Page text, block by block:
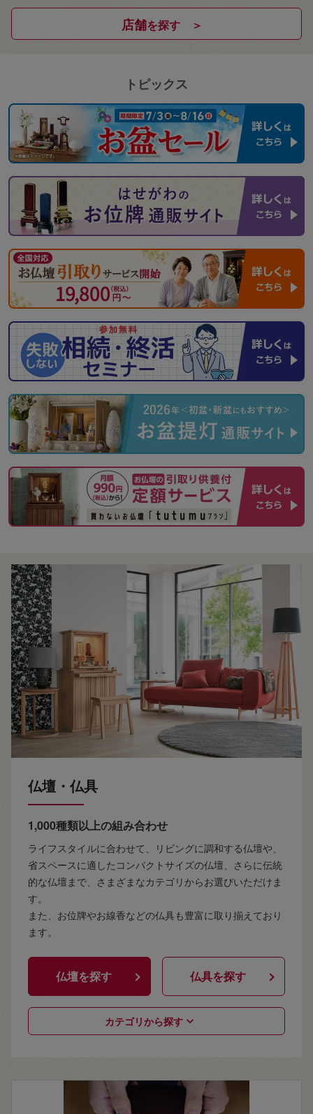
店舗を探す ＞
トピックス
仏壇・仏具
1,000種類以上の組み合わせ
ライフスタイルに合わせて、リビングに調和する仏壇や、
省スペースに適したコンパクトサイズの仏壇、さらに伝統
的な仏壇まで、さまざまなカテゴリからお選びいただけま
す。
また、お位牌やお線香などの仏具も豊富に取り揃えており
ます。
仏壇を探す 仏具を探す
カテゴリから探す